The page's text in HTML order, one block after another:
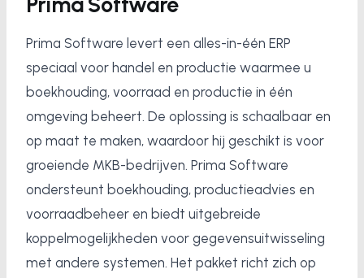
Prima Software levert een alles-in-één ERP
speciaal voor handel en productie waarmee u
boekhouding, voorraad en productie in één
omgeving beheert. De oplossing is schaalbaar en
op maat te maken, waardoor hij geschikt is voor
groeiende MKB-bedrijven. Prima Software
ondersteunt boekhouding, productieadvies en
voorraadbeheer en biedt uitgebreide
koppelmogelijkheden voor gegevensuitwisseling
met andere systemen. Het pakket richt zich op